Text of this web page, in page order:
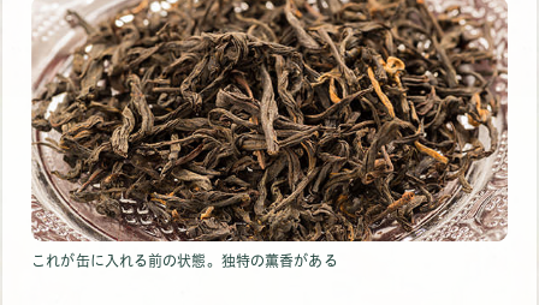
これが缶に入れる前の状態。独特の薫香がある